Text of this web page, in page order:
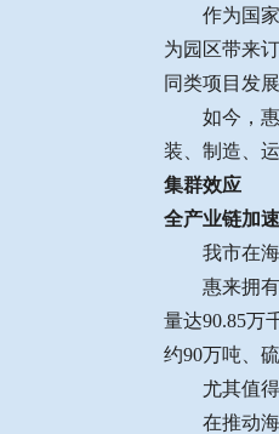
作为国
为园区带来
同类项目发
如今，
装、制造、
集群效应
全产业链加
我市在
惠来拥
量达90.85万
约90万吨、
尤其值
在推动